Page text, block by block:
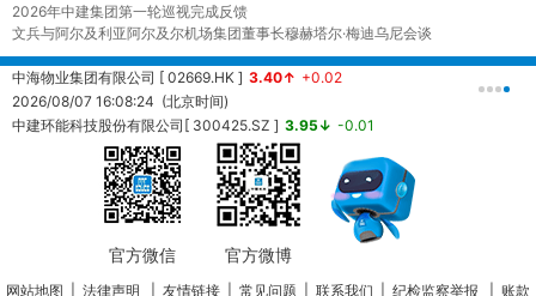
2026年中建集团第一轮巡视完成反馈
文兵与阿尔及利亚阿尔及尔机场集团董事长穆赫塔尔·梅迪乌尼会谈
中海物业集团有限公司 [ 02669.HK ] 3.40↑ +0.02
2026/08/07 16:08:24 (北京时间)
中建环能科技股份有限公司[ 300425.SZ ] 3.95↓ -0.01
20260807161457 (北京时间)
官方微信 官方微博
网站地图 法律声明 友情链接 常见问题 联系我们 纪检监察举报 账款